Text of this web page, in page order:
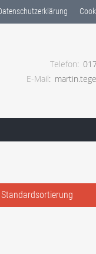
Telefon
E-Mail
Standardsortierung